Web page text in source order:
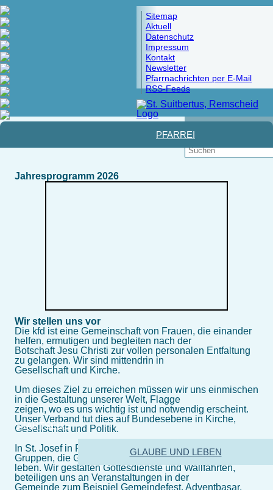
Sitemap
Aktuell
Datenschutz
Impressum
Kontakt
Newsletter
Pfarrnachrichten per E-Mail
RSS-Feeds
STARTSEITE
PFARREI
GLAUBE UND LEBEN
Jahresprogramm 2026
Wir stellen uns vor
Die kfd ist eine Gemeinschaft von Frauen, die einander
helfen, ermutigen und begleiten nach der
Botschaft Jesu Christi zur vollen personalen Entfaltung
zu gelangen. Wir sind mittendrin in
Gesellschaft und Kirche.
Um dieses Ziel zu erreichen müssen wir uns einmischen
in die Gestaltung unserer Welt, Flagge
zeigen, wo es uns wichtig ist und notwendig erscheint.
Unser Verband tut dies auf Bundesebene in Kirche,
Gesellschaft und Politik.
In St. Josef in Remscheid sind wir eine von vielen
Gruppen, die Gemeinschaft und Kirche vor Ort
leben. Wir gestalten Gottesdienste und Wallfahrten,
beteiligen uns an Veranstaltungen in der
Gemeinde zum Beispiel Gemeindefest, Adventbasar,